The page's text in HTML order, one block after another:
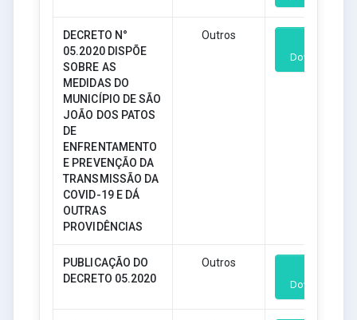
DECRETO N°
05.2020 DISPÕE
SOBRE AS
MEDIDAS DO
MUNICÍPIO DE SÃO
JOÃO DOS PATOS
DE
ENFRENTAMENTO
E PREVENÇÃO DA
TRANSMISSÃO DA
COVID-19 E DÁ
OUTRAS
PROVIDÊNCIAS
Outros
Download
PUBLICAÇÃO DO
DECRETO 05.2020
Outros
Download